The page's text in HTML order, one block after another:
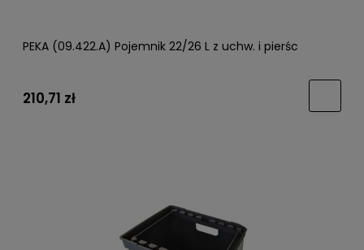
PEKA (09.422.A) Pojemnik 22/26 L z uchw. i pierśc
210,71 zł